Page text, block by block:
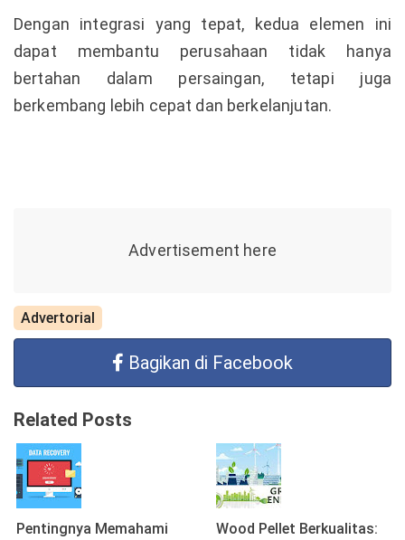
Dengan integrasi yang tepat, kedua elemen ini
dapat membantu perusahaan tidak hanya
bertahan dalam persaingan, tetapi juga
berkembang lebih cepat dan berkelanjutan.
Advertorial
Bagikan di Facebook
Related Posts
Pentingnya Memahami
Wood Pellet Berkualitas: